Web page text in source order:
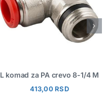
L komad za PA crevo 8-1/4 M
413,00RSD